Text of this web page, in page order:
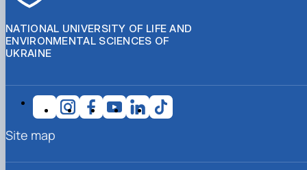
NATIONAL UNIVERSITY OF LIFE AND
ENVIRONMENTAL SCIENCES OF
UKRAINE
Site map